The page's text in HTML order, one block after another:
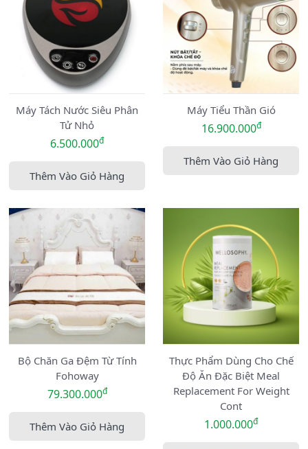
Máy Tách Nước Siêu Phân
Tử Nhỏ
6.500.000đ
Thêm Vào Giỏ Hàng
Máy Tiểu Thần Gió
16.900.000đ
Thêm Vào Giỏ Hàng
Bộ Chăn Ga Đệm Từ Tính
Fohoway
79.300.000đ
Thêm Vào Giỏ Hàng
Thực Phẩm Dùng Cho Chế
Độ Ăn Đặc Biệt Meal
Replacement For Weight
Cont
1.000.000đ